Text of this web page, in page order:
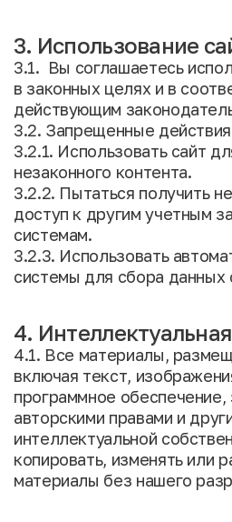
3. Использование
3.1. Вы соглашаетесь
в законных целях и в
действующим
3.2. Запрещенные
3.2.1. Использовать сайт
незаконного контента.
3.2.2. Пытаться получить
доступ к другим учетным
системам.
3.2.3. Использовать
системы для сбора данных
4.
4.1. Все материалы,
включая текст,
программное
авторскими правами и
интеллектуальной
копировать, изменять или
материалы без нашего